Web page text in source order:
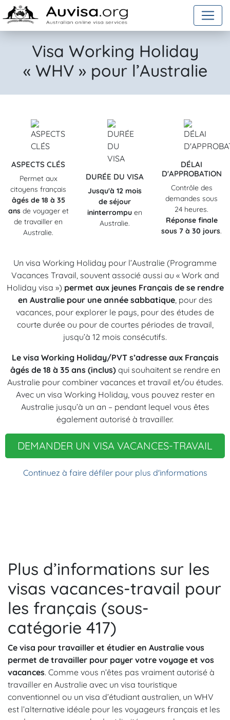
Skip to content
Visa Working Holiday
« WHV » pour l’Australie
ASPECTS CLÉS
Permet aux
citoyens français
âgés de 18 à 35
ansde voyager et
de travailler en
Australie.
DURÉE DU VISA
Jusqu'à 12 mois
de séjour
ininterrompu en
Australie.
DÉLAI
D'APPROBATION
Contrôle des
demandes sous
24 heures.
Réponse finale
sous 7 à 30 jours.
Un visa Working Holiday pour l’Australie (Programme
Vacances Travail, souvent associé aussi au « Work and
Holiday visa ») permet aux jeunes Français de se rendre
en Australie pour une année sabbatique, pour des
vacances, pour explorer le pays, pour des études de
courte durée ou pour de courtes périodes de travail,
jusqu’à 12 mois consécutifs.
Le visa Working Holiday/PVT s’adresse aux Français
âgés de 18 à 35 ans (inclus)qui souhaitent se rendre en
Australie pour combiner vacances et travail et/ou études.
Avec un visa Working Holiday, vous pouvez rester en
Australie jusqu’à un an – pendant lequel vous êtes
également autorisé à travailler.
DEMANDER UN VISA VACANCES-TRAVAIL
Continuez à faire défiler pour plus d'informations
Plus d’informations sur les
visas vacances-travail pour
les français (sous-
catégorie 417)
Ce visa pour travailler et étudier en Australie vous
permet de travailler pour payer votre voyage et vos
vacances. Comme vous n’êtes pas vraiment autorisé à
travailler en Australie avec un visa touristique
conventionnel ou un visa d’étudiant australien, un WHV
est l’alternative idéale pour les voyageurs français et les